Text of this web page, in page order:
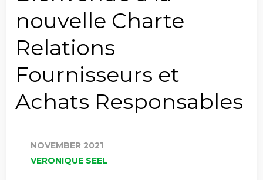
nouvelle Charte
Relations
Fournisseurs et
Achats Responsables
NOVEMBER 2021
VERONIQUE SEEL